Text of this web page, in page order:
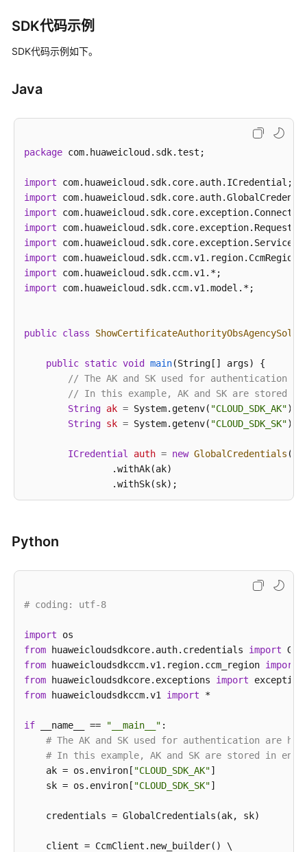
助
文
载
用
考
产
品
术
语
责
担
书
资
支
区
域
系
统
限
SDK代码示例
SDK代码示例如下。
Java
package com.huaweicloud.sdk.test;
import
import
import
import
import
import
import
import com.huaweicloud.sdk.ccm.v1.model.*;
public class
public static void main(String[] args)
{
// The AK and SK used for authentication
// In this example, AK and SK are stored in
String ak = System.getenv( "CLOUD_SDK_AK");
String sk = System.getenv( "CLOUD_SDK_SK");
ICredential auth = new GlobalCredentials ()
                .withAk(ak)
                .withSk(sk);
                .withRegion(CcmRegion.valueOf(
ShowCertificateAuthorityObsAgencyRequest
        }
            e.printStackTrace();
        }
catch (RequestTimeoutException e) {
            e.printStackTrace();
        }
catch (ServiceResponseException e) {
            System.out.println(e.getRequestId());
            System.out.println(e.getErrorCode());
            System.out.println(e.getErrorMsg());
        }
Python
# coding: utf-8
import
from huaweicloudsdkcore.auth.credentials import
from huaweicloudsdkccm.v1.region.ccm_region import
from huaweicloudsdkcore.exceptions import
from huaweicloudsdkccm.v1 import *
if __name__ == "__main__" :
# The AK and SK used for authentication are
# In this example, AK and SK are stored in
    ak = os.environ[
"CLOUD_SDK_AK"]
    sk = os.environ[
"CLOUD_SDK_SK"]
    credentials = GlobalCredentials(ak, sk)
    client = CcmClient.new_builder() \